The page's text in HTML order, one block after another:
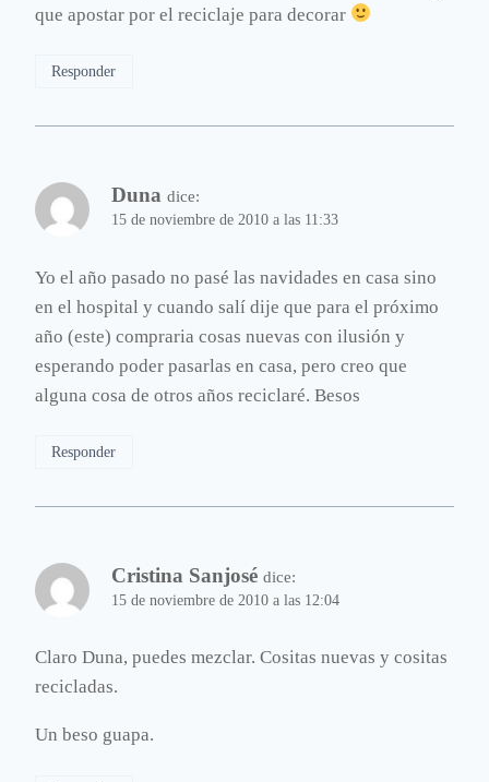
que apostar por el reciclaje para decorar
Responder
Duna dice:
15 de noviembre de 2010 a las 11:33
Yo el año pasado no pasé las navidades en casa sino
en el hospital y cuando salí dije que para el próximo
año (este) compraria cosas nuevas con ilusión y
esperando poder pasarlas en casa, pero creo que
alguna cosa de otros años reciclaré. Besos
Responder
Cristina Sanjosé dice:
15 de noviembre de 2010 a las 12:04
Claro Duna, puedes mezclar. Cositas nuevas y cositas
recicladas.
Un beso guapa.